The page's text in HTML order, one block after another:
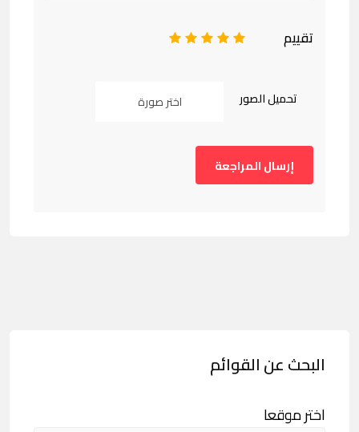
تقييم 5
4
3
2
تحميل الصور اختر صورة
البحث عن القوائم
اختر موقعا